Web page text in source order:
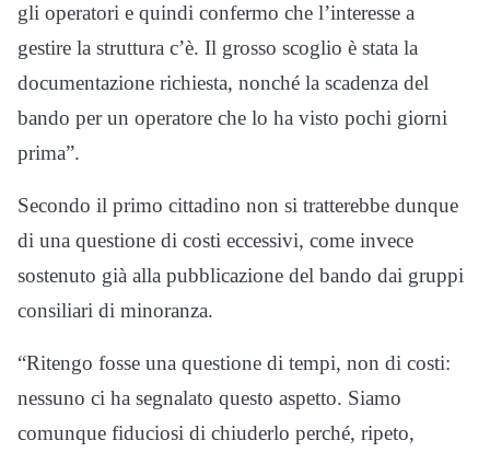
gli operatori e quindi confermo che l’interesse a
gestire la struttura c’è. Il grosso scoglio è stata la
documentazione richiesta, nonché la scadenza del
bando per un operatore che lo ha visto pochi giorni
prima”.
Secondo il primo cittadino non si tratterebbe dunque
di una questione di costi eccessivi, come invece
sostenuto già alla pubblicazione del bando dai gruppi
consiliari di minoranza.
“Ritengo fosse una questione di tempi, non di costi:
nessuno ci ha segnalato questo aspetto. Siamo
comunque fiduciosi di chiuderlo perché, ripeto,